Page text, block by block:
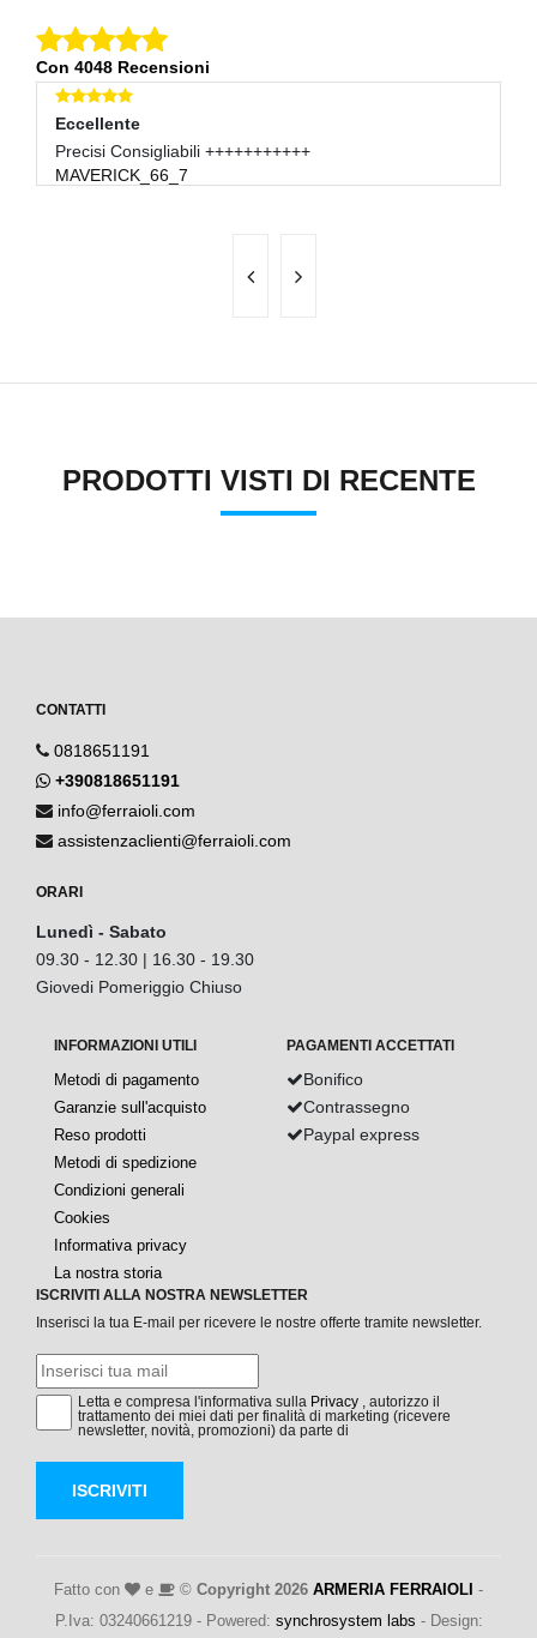
Con 4048 Recensioni
Eccellente
Precisi Consigliabili +++++++++++
MAVERICK_66_7
PRODOTTI VISTI DI RECENTE
CONTATTI
0818651191
+390818651191
info@ferraioli.com
assistenzaclienti@ferraioli.com
ORARI
Lunedì - Sabato
09.30 - 12.30 | 16.30 - 19.30
Giovedi Pomeriggio Chiuso
INFORMAZIONI UTILI
Metodi di pagamento
Garanzie sull'acquisto
Reso prodotti
Metodi di spedizione
Condizioni generali
Cookies
Informativa privacy
La nostra storia
PAGAMENTI ACCETTATI
Bonifico
Contrassegno
Paypal express
ISCRIVITI ALLA NOSTRA NEWSLETTER
Inserisci la tua E-mail per ricevere le nostre offerte tramite newsletter.
Letta e compresa l'informativa sulla Privacy , autorizzo il
trattamento dei miei dati per finalità di marketing (ricevere
newsletter, novità, promozioni) da parte di
ISCRIVITI
Fatto con e © Copyright 2026 ARMERIA FERRAIOLI -
P.Iva: 03240661219 - Powered: synchrosystem labs - Design: